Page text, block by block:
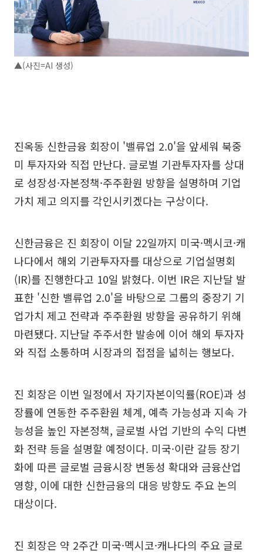
▲(사진=AI 생성)
진옥동 신한금융 회장이 '밸류업 2.0'을 앞세워 북중
미 투자자와 직접 만난다. 글로벌 기관투자자를 상대
로 성장성·자본정책·주주환원 방향을 설명하며 기업
가치 제고 의지를 각인시키겠다는 구상이다.
신한금융은 진 회장이 이달 22일까지 미국·멕시코·캐
나다에서 해외 기관투자자를 대상으로 기업설명회
(IR)를 진행한다고 10일 밝혔다. 이번 IR은 지난달 발
표한 '신한 밸류업 2.0'을 바탕으로 그룹의 중장기 기
업가치 제고 전략과 주주환원 방향을 공유하기 위해
마련됐다. 지난달 주주서한 발송에 이어 해외 투자자
와 직접 소통하며 시장과의 접점을 넓히는 행보다.
진 회장은 이번 일정에서 자기자본이익률(ROE)과 성
장률에 연동한 주주환원 체계, 예측 가능성과 지속 가
능성을 높인 자본정책, 글로벌 사업 기반의 수익 다변
화 전략 등을 설명할 예정이다. 미국·이란 갈등 장기
화에 따른 글로벌 금융시장 변동성 확대와 금융산업
영향, 이에 대한 신한금융의 대응 방향도 주요 논의
대상이다.
진 회장은 약 2주간 미국·멕시코·캐나다의 주요 글로